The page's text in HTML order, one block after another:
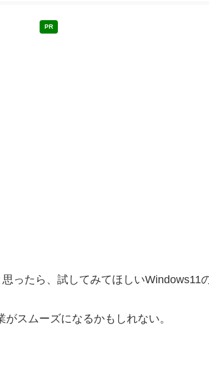
PR
ったら、試してみてほしいWindows11の
スムーズになるかもしれない。